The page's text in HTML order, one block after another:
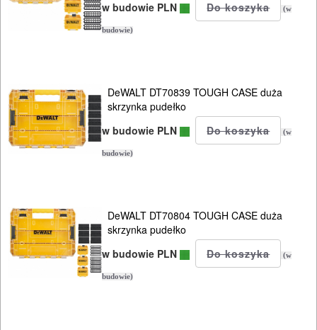
WARSZTATOWE
I
OSPRZĘT
HYDRAULICZNE
PALNIKI
PNEUMATYCZNE
AKCESORIA
w budowie PLN
(w
budowie)
DeWALT DT70839 TOUGH CASE duża
skrzynka pudełko
w budowie PLN
(w
budowie)
DeWALT DT70804 TOUGH CASE duża
skrzynka pudełko
w budowie PLN
(w
budowie)